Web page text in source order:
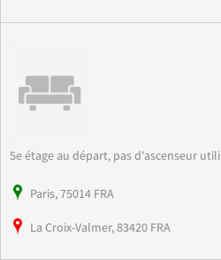
5e étage au départ, pas d'ascenseur
Paris, 75014 FRA
La Croix-Valmer, 83420 FRA